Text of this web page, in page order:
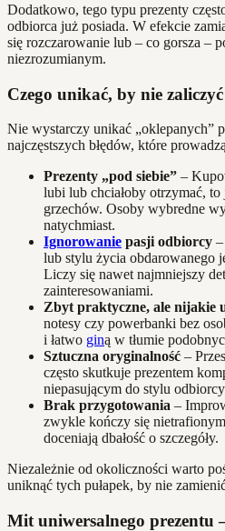
Dodatkowo, tego typu prezenty
odbiorca już posiada. W efekcie
się rozczarowanie lub – co gorsza –
niezrozumianym.
Czego unikać, by nie
Nie wystarczy unikać „oklepanych”
najczęstszych błędów, które
Prezenty „pod siebie” –
lubi lub chciałoby otrzymać, to
grzechów. Osoby wybredne
natychmiast.
Ignorowanie pasji odbiorcy
lub stylu życia obdarowanego
Liczy się nawet najmniejszy
zainteresowaniami.
Zbyt praktyczne, ale nijakie
notesy czy powerbanki bez
i łatwo giną w tłumie
Sztuczna oryginalność –
często skutkuje prezentem
niepasującym do stylu
Brak przygotowania –
zwykle kończy się
doceniają dbałość o szczegóły.
Niezależnie od okoliczności warto
uniknąć tych pułapek, by nie
Mit uniwersalnego prezentu